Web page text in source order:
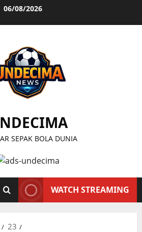
06/08/2026
SEPAK BOLA DUNIA
WATCH STREAMING
23